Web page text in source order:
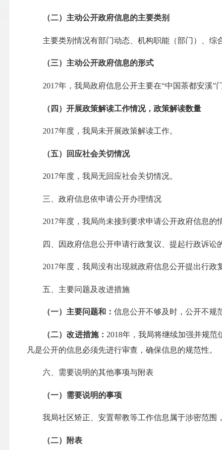
（二）主动公开政府信息的主要类别
主要类别情况有部门动态、机构职能（部门）、综
（三）主动公开政府信息的形式
2017年，我局政府信息公开主要在“中国茶都安溪”
（四）开展政策解读工作情况，政策解读数量
2017年度，我局未开展政策解读工作。
（五）回应社会关切情况
2017年度，我局无回应社会关切情况。
三、政府信息依申请公开办理情况
2017年度，我局尚未接到要求申请公开政府信息的
四 、因政府信息公开申请行政复议、提起行政诉讼
2017年度，我局没有出现就政府信息公开提出行政
五、主要问题及改进措施
（一）主要问题和：信息公开不够及时，公开不规
（二）改进措施： 2018年，我局将继续加强并规范
凡是公开的信息必须先进行审查，确保信息的规范性。
六、需要说明的其他事项与附表
（一）需要说明的事项
我局社区矫正、安置帮教等工作信息属于涉密范围
（二）附表